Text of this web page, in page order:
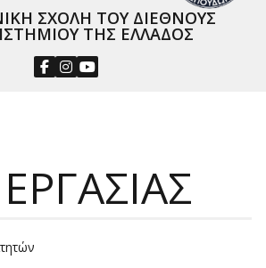
ΣΧΟΛΗ ΤΟΥ ΔΙΕΘΝΟΥΣ
ΤΗΣ ΕΛΛΑΔΟΣ